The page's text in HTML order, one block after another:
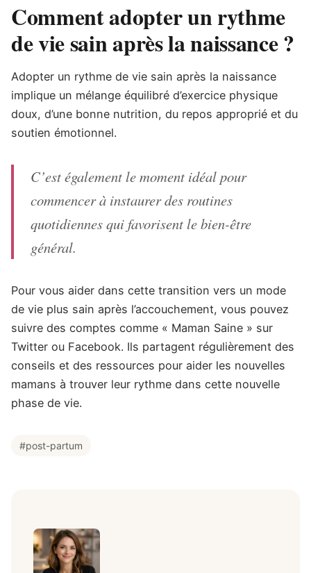
Comment adopter un rythme
de vie sain après la naissance ?
Adopter un rythme de vie sain après la naissance
implique un mélange équilibré d’exercice physique
doux, d’une bonne nutrition, du repos approprié et du
soutien émotionnel.
C’est également le moment idéal pour
commencer à instaurer des routines
quotidiennes qui favorisent le bien-être
général.
Pour vous aider dans cette transition vers un mode
de vie plus sain après l’accouchement, vous pouvez
suivre des comptes comme « Maman Saine » sur
Twitter ou Facebook. Ils partagent régulièrement des
conseils et des ressources pour aider les nouvelles
mamans à trouver leur rythme dans cette nouvelle
phase de vie.
#post-partum